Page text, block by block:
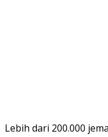
Lebih dari 200.000